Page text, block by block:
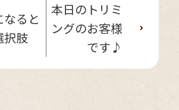
なると
択肢
本日のトリミ
ングのお客様
です♪